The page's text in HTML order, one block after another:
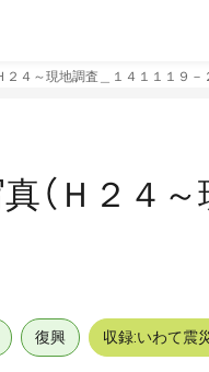
２４～現地調査＿１４１１１９－
（Ｈ２４
復興 収録:いわて震